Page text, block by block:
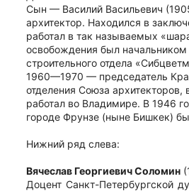
Сын — Василий Васильевич
архитектор. Находился в
работал в так называемых
освобождения был начальником
строительного отдела
1960—1970 — председатель
отделения Союза
работал во Владимире. В 1946
городе Фрунзе (ныне Бишкек)
Нижний ряд слева:
Вячеслав Георгиевич Соломин
Доцент Санкт-Петербургской